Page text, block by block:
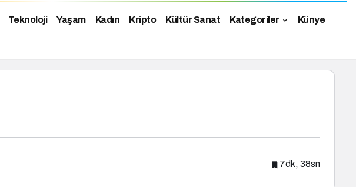
Teknoloji Yaşam Kadın Kripto Kültür Sanat Kategoriler Künye
7dk, 38sn